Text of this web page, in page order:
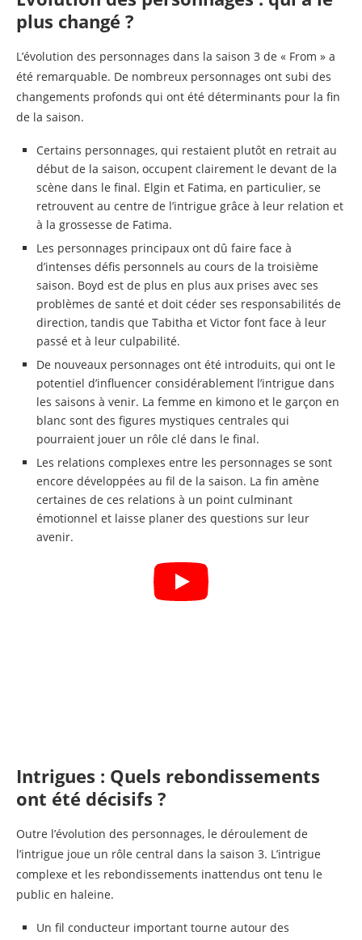
plus changé ?
L’évolution des personnages dans la saison 3 de « From » a
été remarquable. De nombreux personnages ont subi des
changements profonds qui ont été déterminants pour la fin
de la saison.
Certains personnages, qui restaient plutôt en retrait au
début de la saison, occupent clairement le devant de la
scène dans le final. Elgin et Fatima, en particulier, se
retrouvent au centre de l’intrigue grâce à leur relation et
à la grossesse de Fatima.
Les personnages principaux ont dû faire face à
d’intenses défis personnels au cours de la troisième
saison. Boyd est de plus en plus aux prises avec ses
problèmes de santé et doit céder ses responsabilités de
direction, tandis que Tabitha et Victor font face à leur
passé et à leur culpabilité.
De nouveaux personnages ont été introduits, qui ont le
potentiel d’influencer considérablement l’intrigue dans
les saisons à venir. La femme en kimono et le garçon en
blanc sont des figures mystiques centrales qui
pourraient jouer un rôle clé dans le final.
Les relations complexes entre les personnages se sont
encore développées au fil de la saison. La fin amène
certaines de ces relations à un point culminant
émotionnel et laisse planer des questions sur leur
avenir.
Intrigues : Quels rebondissements
ont été décisifs ?
Outre l’évolution des personnages, le déroulement de
l’intrigue joue un rôle central dans la saison 3. L’intrigue
complexe et les rebondissements inattendus ont tenu le
public en haleine.
Un fil conducteur important tourne autour des